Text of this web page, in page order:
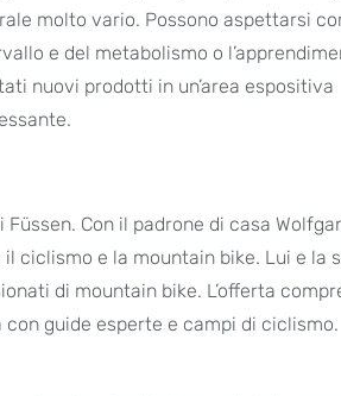
molto vario. Possono aspettarsi
e del metabolismo o
nuovi prodotti in un’area espositiva
Con il padrone di casa
ciclismo e la mountain bike. Lui e la
di mountain bike. L’offerta
guide esperte e campi di ciclismo.